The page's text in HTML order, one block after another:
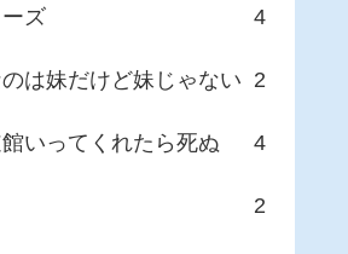
ズ 4
は妹だけど妹じゃない 2
いってくれたら死ぬ 4
2